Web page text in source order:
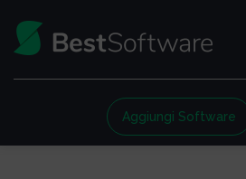
Aggiungi Software